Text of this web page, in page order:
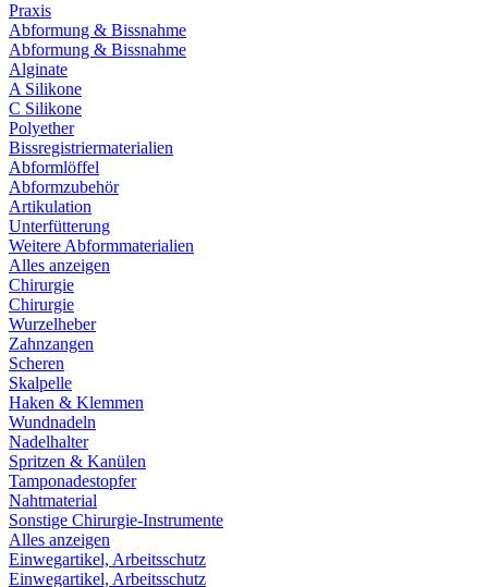
Praxis
Abformung & Bissnahme
Abformung & Bissnahme
Alginate
A Silikone
C Silikone
Polyether
Bissregistriermaterialien
Abformlöffel
Abformzubehör
Artikulation
Unterfütterung
Weitere Abformmaterialien
Alles anzeigen
Chirurgie
Chirurgie
Wurzelheber
Zahnzangen
Scheren
Skalpelle
Haken & Klemmen
Wundnadeln
Nadelhalter
Spritzen & Kanülen
Tamponadestopfer
Nahtmaterial
Sonstige Chirurgie-Instrumente
Alles anzeigen
Einwegartikel, Arbeitsschutz
Einwegartikel, Arbeitsschutz